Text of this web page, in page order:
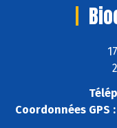
Coordonnées GPS :